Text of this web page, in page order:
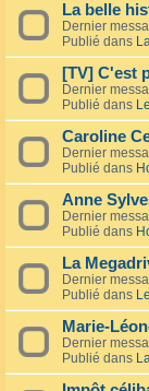
La belle
Dernier
Publié dans
[TV] C'est
Dernier
Publié dans
Caroline
Dernier
Publié dans
Anne
Dernier
Publié dans
La
Dernier
Publié dans
Marie-
Dernier
Publié dans